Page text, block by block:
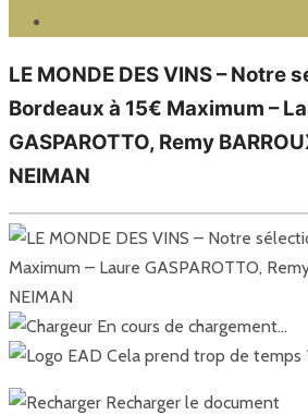
LE MONDE DES VINS – Notre
Bordeaux à 15€ Maximum –
GASPAROTTO, Remy
NEIMAN
En cours de chargement…
Cela prend trop de temps
Recharger le document